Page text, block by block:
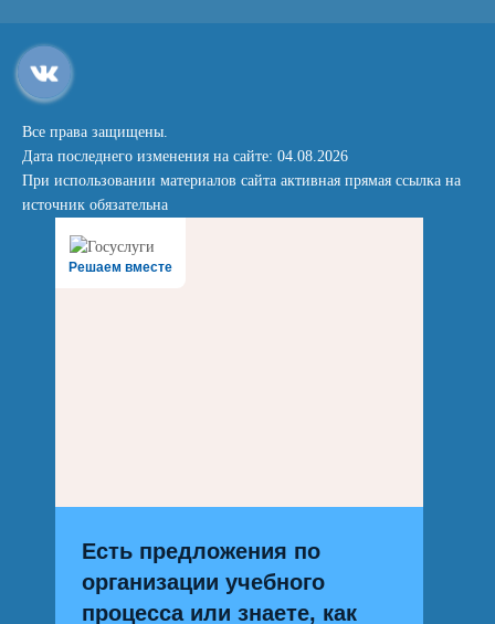
Все права защищены.
Дата последнего изменения на сайте: 04.08.2026
При использовании материалов сайта активная прямая ссылка на
источник обязательна
Решаем вместе
Есть предложения по
организации учебного
процесса или знаете, как